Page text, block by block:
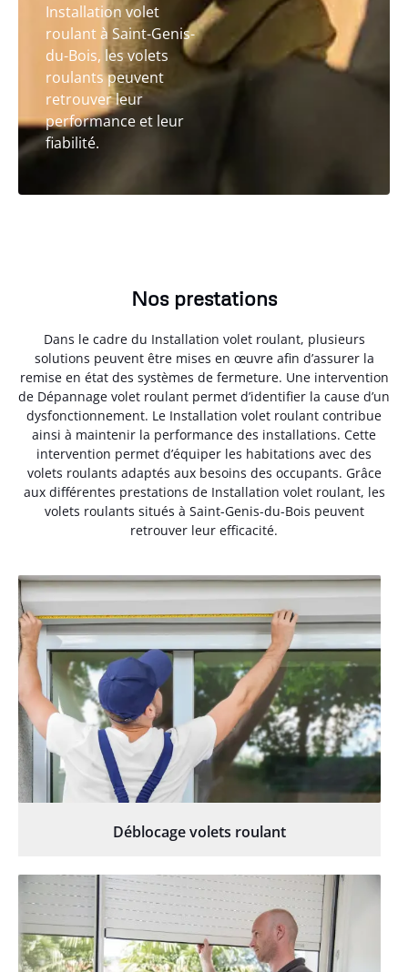
Installation volet
roulant à Saint-Genis-
du-Bois, les volets
roulants peuvent
retrouver leur
performance et leur
fiabilité.
Nos prestations
Dans le cadre du Installation volet roulant, plusieurs
solutions peuvent être mises en œuvre afin d’assurer la
remise en état des systèmes de fermeture. Une intervention
de Dépannage volet roulant permet d’identifier la cause d’un
dysfonctionnement. Le Installation volet roulant contribue
ainsi à maintenir la performance des installations. Cette
intervention permet d’équiper les habitations avec des
volets roulants adaptés aux besoins des occupants. Grâce
aux différentes prestations de Installation volet roulant, les
volets roulants situés à Saint-Genis-du-Bois peuvent
retrouver leur efficacité.
Déblocage volets roulant